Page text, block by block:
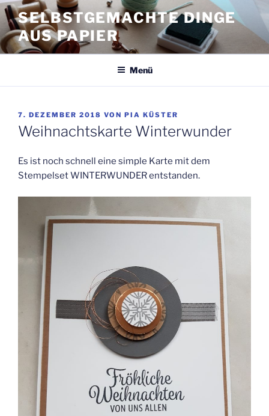
Zum
Inhalt
springen
SELBSTGEMACHTE DINGE
AUS PAPIER
Menü
VERÖFFENTLICHT
AM
7. DEZEMBER 2018 VON PIA KÜSTER
Weihnachtskarte Winterwunder
Es ist noch schnell eine simple Karte mit dem
Stempelset WINTERWUNDER entstanden.